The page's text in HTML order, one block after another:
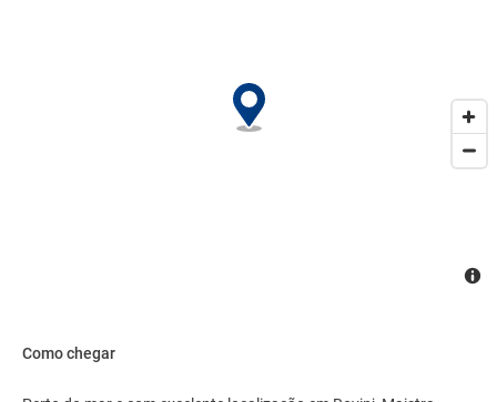
Como chegar